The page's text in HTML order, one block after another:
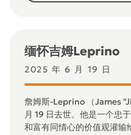
缅怀吉姆Leprino
2025 年 6 月 19 日
詹姆斯-Leprino （James
月 19 日去世。他是一个忠
和富有同情心的价值观灌输